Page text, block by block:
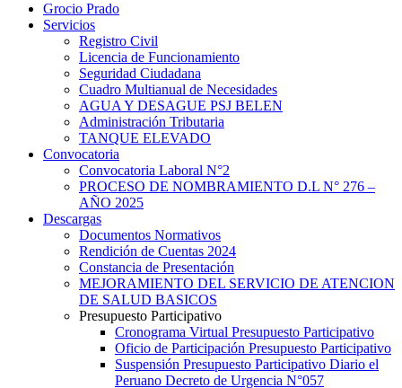
Grocio Prado
Servicios
Registro Civil
Licencia de Funcionamiento
Seguridad Ciudadana
Cuadro Multianual de Necesidades
AGUA Y DESAGUE PSJ BELEN
Administración Tributaria
TANQUE ELEVADO
Convocatoria
Convocatoria Laboral N°2
PROCESO DE NOMBRAMIENTO D.L N° 276 –
AÑO 2025
Descargas
Documentos Normativos
Rendición de Cuentas 2024
Constancia de Presentación
MEJORAMIENTO DEL SERVICIO DE ATENCION
DE SALUD BASICOS
Presupuesto Participativo
Cronograma Virtual Presupuesto Participativo
Oficio de Participación Presupuesto Participativo
Suspensión Presupuesto Participativo Diario el
Peruano Decreto de Urgencia N°057